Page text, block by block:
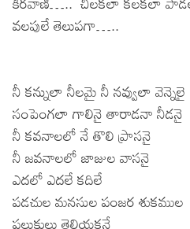
వలపులే తెలుపగా…..
నీ కన్నులా నీలమై నీ నవ్వులా వెన్నెలై
సంపెంగలా గాలినై తారాడనా నీడనై
నీ కవనాలలో నే తొలి ప్రాసనై
నీ జవనాలలో జాజుల వాసనై
ఎదలో ఎదలే కదిలే
పడచుల మనసుల పంజర శుకముల